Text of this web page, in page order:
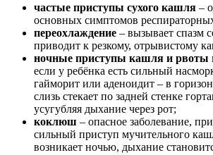
частые приступы сухого кашля –
основных симптомов
переохлаждение – вызывает спазм
приводит к резкому, отрывистому
ночные приступы кашля и рвоты
если у ребёнка есть сильный
гайморит или аденоидит – в
слизь стекает по задней стенке
усугубляя дыхание через рот;
коклюш – опасное заболевание,
сильный приступ мучительного
возникает ночью, дыхание